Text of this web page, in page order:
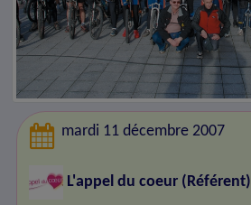
mardi 11 décembre 2007
L'appel du coeur (Référent)